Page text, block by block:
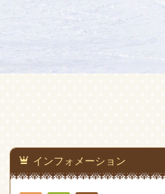
インフォメーション